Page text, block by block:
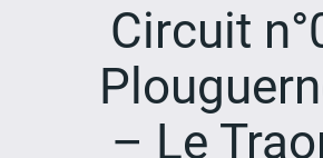
Circuit
– Le